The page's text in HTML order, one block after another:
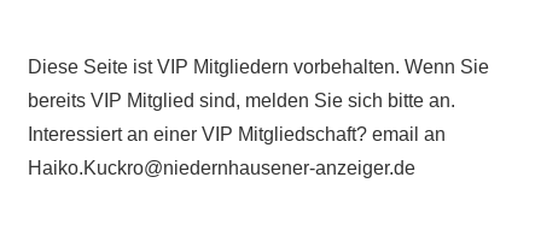
Diese Seite ist VIP Mitgliedern vorbehalten. Wenn Sie
bereits VIP Mitglied sind, melden Sie sich bitte an.
Interessiert an einer VIP Mitgliedschaft? email an
Haiko.Kuckro@niedernhausener-anzeiger.de